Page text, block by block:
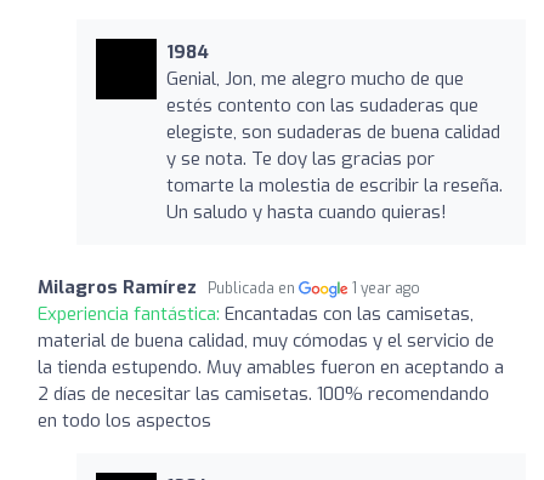
1984
Genial, Jon, me alegro mucho de que
estés contento con las sudaderas que
elegiste, son sudaderas de buena calidad
y se nota. Te doy las gracias por
tomarte la molestia de escribir la reseña.
Un saludo y hasta cuando quieras!
Milagros Ramírez Publicada en 1 year ago
Experiencia fantástica: Encantadas con las camisetas,
material de buena calidad, muy cómodas y el servicio de
la tienda estupendo. Muy amables fueron en aceptando a
2 días de necesitar las camisetas. 100% recomendando
en todo los aspectos